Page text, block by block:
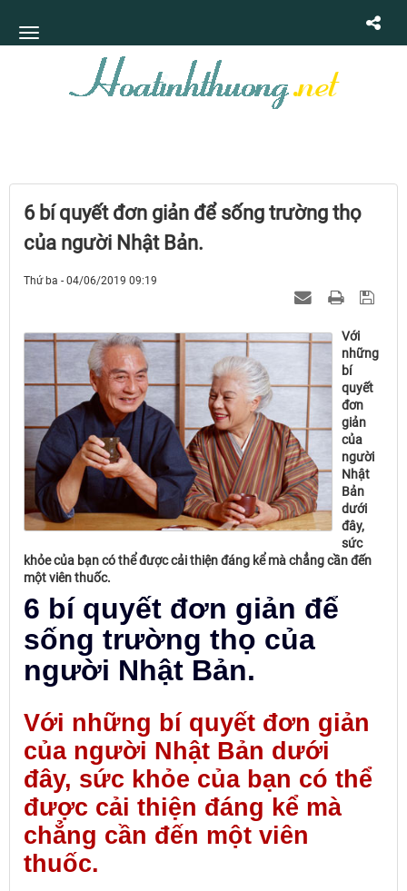
6 bí quyết đơn giản để sống trường thọ
của người Nhật Bản.
Thứ ba - 04/06/2019 09:19
Với
những
bí
quyết
đơn
giản
của
người
Nhật
Bản
dưới
đây,
sức
khỏe của bạn có thể được cải thiện đáng kể mà chẳng cần đến
một viên thuốc.
6 bí quyết đơn giản để
sống trường thọ của
người Nhật Bản.
Với những bí quyết đơn giản
của người Nhật Bản dưới
đây, sức khỏe của bạn có thể
được cải thiện đáng kể mà
chẳng cần đến một viên
thuốc.